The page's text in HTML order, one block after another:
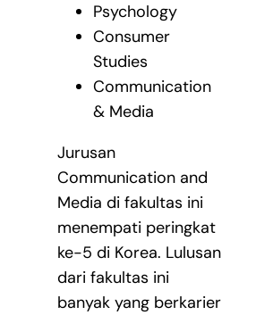
Psychology
Consumer
Studies
Communication
& Media
Jurusan
Communication and
Media di fakultas ini
menempati peringkat
ke-5 di Korea. Lulusan
dari fakultas ini
banyak yang berkarier